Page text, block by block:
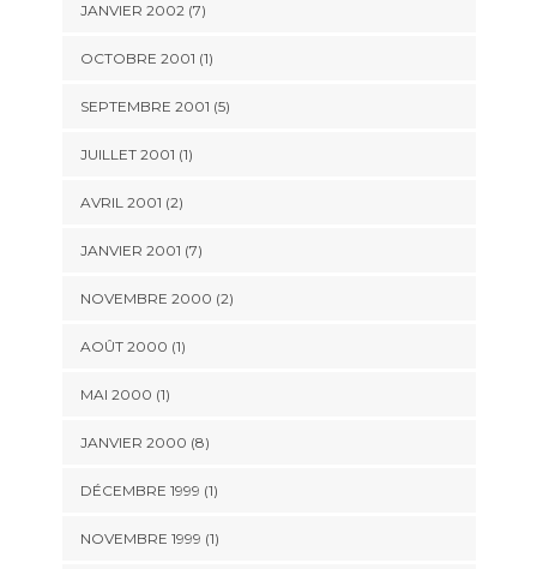
JANVIER 2002 (7)
OCTOBRE 2001 (1)
SEPTEMBRE 2001 (5)
JUILLET 2001 (1)
AVRIL 2001 (2)
JANVIER 2001 (7)
NOVEMBRE 2000 (2)
AOÛT 2000 (1)
MAI 2000 (1)
JANVIER 2000 (8)
DÉCEMBRE 1999 (1)
NOVEMBRE 1999 (1)